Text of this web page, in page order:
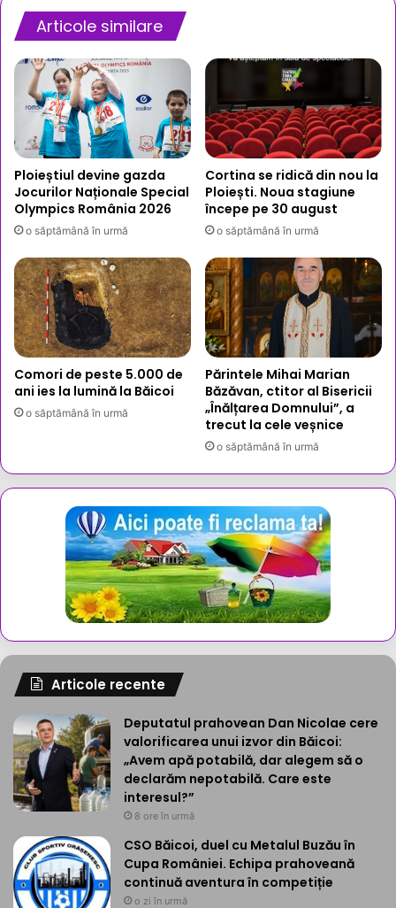
afectați
de
deflagrație
Articole similare
Ploieștiul devine gazda
Jocurilor Naționale Special
Olympics România 2026
o săptămână în urmă
Cortina se ridică din nou la
Ploiești. Noua stagiune
începe pe 30 august
o săptămână în urmă
Comori de peste 5.000 de
ani ies la lumină la Băicoi
o săptămână în urmă
Părintele Mihai Marian
Băzăvan, ctitor al Bisericii
„Înălțarea Domnului”, a
trecut la cele veșnice
o săptămână în urmă
Articole recente
Deputatul prahovean Dan Nicolae cere
valorificarea unui izvor din Băicoi:
„Avem apă potabilă, dar alegem să o
declarăm nepotabilă. Care este
interesul?”
8 ore în urmă
CSO Băicoi, duel cu Metalul Buzău în
Cupa României. Echipa prahoveană
continuă aventura în competiție
o zi în urmă